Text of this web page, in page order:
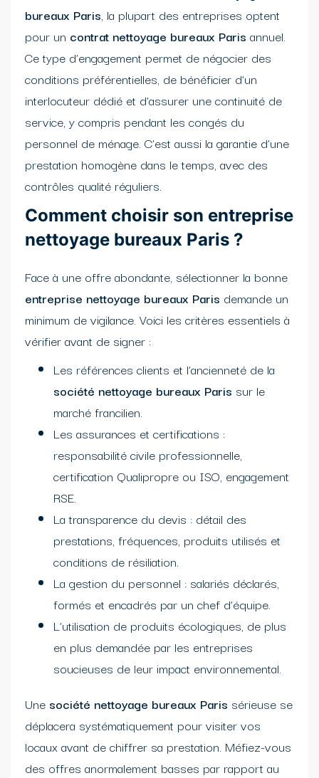
bureaux Paris, la plupart des entreprises optent
pour un contrat nettoyage bureaux Paris annuel.
Ce type d’engagement permet de négocier des
conditions préférentielles, de bénéficier d’un
interlocuteur dédié et d’assurer une continuité de
service, y compris pendant les congés du
personnel de ménage. C’est aussi la garantie d’une
prestation homogène dans le temps, avec des
contrôles qualité réguliers.
Comment choisir son entreprise
nettoyage bureaux Paris ?
Face à une offre abondante, sélectionner la bonne
entreprise nettoyage bureaux Paris demande un
minimum de vigilance. Voici les critères essentiels à
vérifier avant de signer :
Les références clients et l’ancienneté de la
société nettoyage bureaux Paris sur le
marché francilien.
Les assurances et certifications :
responsabilité civile professionnelle,
certification Qualipropre ou ISO, engagement
RSE.
La transparence du devis : détail des
prestations, fréquences, produits utilisés et
conditions de résiliation.
La gestion du personnel : salariés déclarés,
formés et encadrés par un chef d’équipe.
L’utilisation de produits écologiques, de plus
en plus demandée par les entreprises
soucieuses de leur impact environnemental.
Une société nettoyage bureaux Paris sérieuse se
déplacera systématiquement pour visiter vos
locaux avant de chiffrer sa prestation. Méfiez-vous
des offres anormalement basses par rapport au